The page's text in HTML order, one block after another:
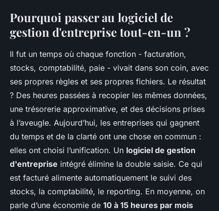
Pourquoi passer au logiciel de
gestion d'entreprise tout-en-un ?
Il fut un temps où chaque fonction - facturation,
stocks, comptabilité, paie - vivait dans son coin, avec
ses propres règles et ses propres fichiers. Le résultat
? Des heures passées à recopier les mêmes données,
une trésorerie approximative, et des décisions prises
à l’aveugle. Aujourd’hui, les entreprises qui gagnent
du temps et de la clarté ont une chose en commun :
elles ont choisi l’unification. Un logiciel de gestion
d'entreprise intégré élimine la double saisie. Ce qui
est facturé alimente automatiquement le suivi des
stocks, la comptabilité, le reporting. En moyenne, on
parle d’une économie de 10 à 15 heures par mois